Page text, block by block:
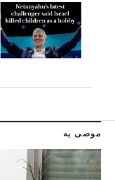
موصى به